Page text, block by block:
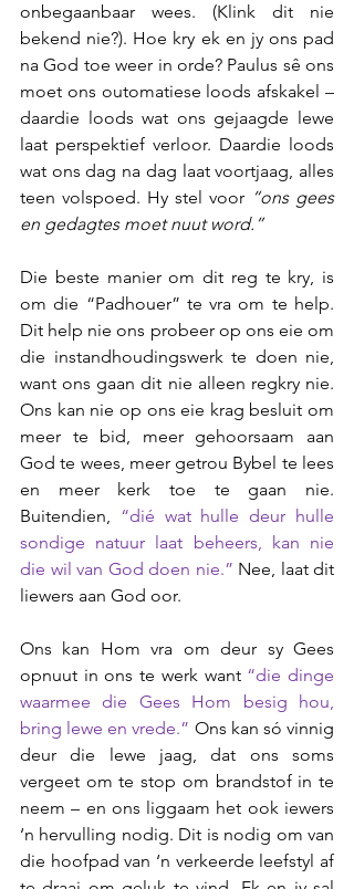
onbegaanbaar wees. (Klink dit nie
bekend nie?). Hoe kry ek en jy ons pad
na God toe weer in orde? Paulus sê ons
moet ons outomatiese loods afskakel –
daardie loods wat ons gejaagde lewe
laat perspektief verloor. Daardie loods
wat ons dag na dag laat voortjaag, alles
teen volspoed. Hy stel voor “ons gees
en gedagtes moet nuut word.”
Die beste manier om dit reg te kry, is
om die “Padhouer” te vra om te help.
Dit help nie ons probeer op ons eie om
die instandhoudingswerk te doen nie,
want ons gaan dit nie alleen regkry nie.
Ons kan nie op ons eie krag besluit om
meer te bid, meer gehoorsaam aan
God te wees, meer getrou Bybel te lees
en meer kerk toe te gaan nie.
Buitendien, “dié wat hulle deur hulle
sondige natuur laat beheers, kan nie
die wil van God doen nie.” Nee, laat dit
liewers aan God oor.
Ons kan Hom vra om deur sy Gees
opnuut in ons te werk want “die dinge
waarmee die Gees Hom besig hou,
bring lewe en vrede.” Ons kan só vinnig
deur die lewe jaag, dat ons soms
vergeet om te stop om brandstof in te
neem – en ons liggaam het ook iewers
‘n hervulling nodig. Dit is nodig om van
die hoofpad van ‘n verkeerde leefstyl af